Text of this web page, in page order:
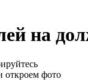
на
откроем фото